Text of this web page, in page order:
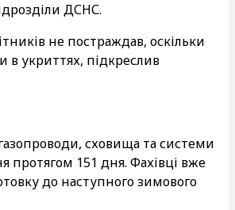
ДСНС.
не постраждав, оскільки
в укриттях, підкреслив
сховища та системи
протягом 151 дня. Фахівці вже
до наступного зимового